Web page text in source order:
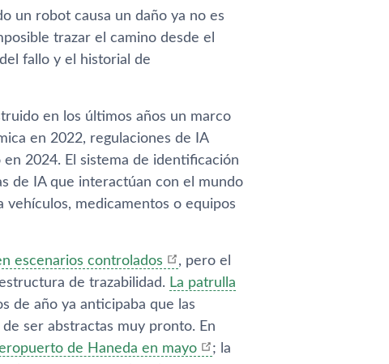
un robot causa un daño ya no es
trazar el camino desde el
fallo y el historial de
en los últimos años un marco
en 2022, regulaciones de IA
2024. El sistema de identificación
de IA que interactúan con el mundo
medicamentos o equipos
escenarios controlados
, pero el
de trazabilidad. La patrulla
de año ya anticipaba que las
ser abstractas muy pronto. En
de Haneda en mayo
; la